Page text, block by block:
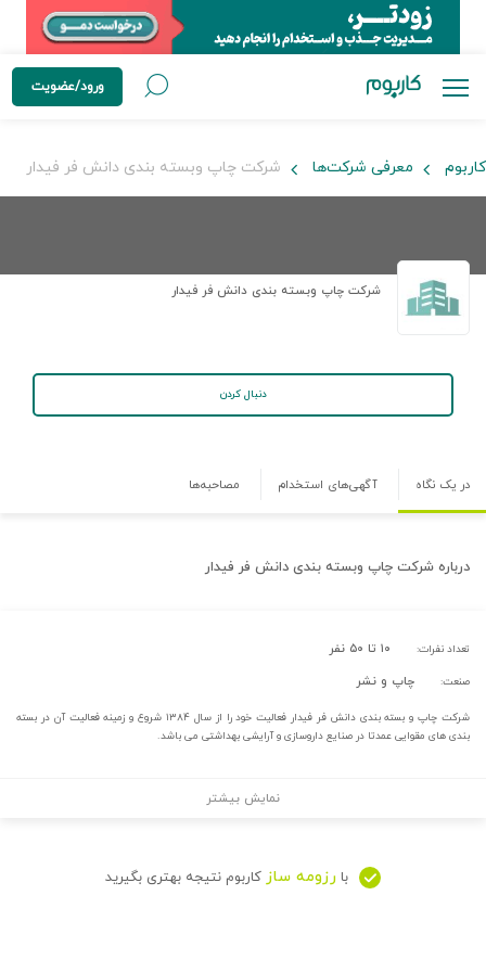
ورود/عضویت
کاربوم معرفی شرکت‌ها شرکت چاپ وبسته بندی دانش فر فیدار
شرکت چاپ وبسته بندی دانش فر فیدار
دنبال کردن
در یک نگاه آگهی‌های استخدام مصاحبه‌ها
درباره شرکت چاپ وبسته بندی دانش فر فیدار
تعداد نفرات: ۱۰ تا ۵۰ نفر
صنعت: چاپ و نشر
شرکت چاپ و بسته بندی دانش فر فیدار فعالیت خود را از سال ۱۳۸۴ شروع و زمینه فعالیت آن در بسته
بندی های مقوایی عمدتا در صنایع داروسازی و آرایشی بهداشتی می باشد.
نمایش بیشتر
با رزومه ساز کاربوم نتیجه بهتری بگیرید